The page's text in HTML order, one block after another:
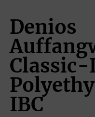
Denios
Classic-
IBC